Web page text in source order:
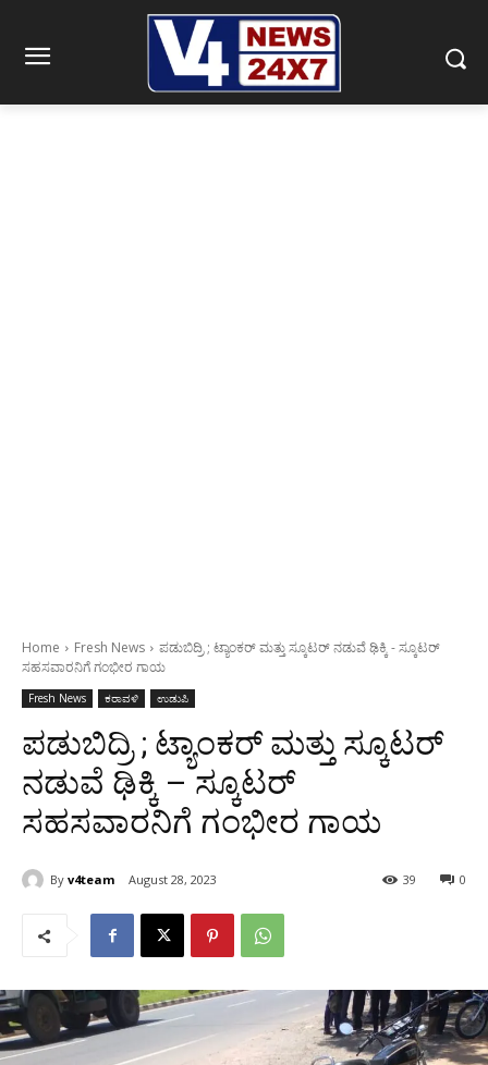
Home Fresh News
ಪಡುಬಿದ್ರಿ ; ಟ್ಯಾಂಕರ್ ಮತ್ತು ಸ್ಕೂಟರ್ ನಡುವೆ ಢಿಕ್ಕಿ - ಸ್ಕೂಟರ್
ಸಹಸವಾರನಿಗೆ ಗಂಭೀರ ಗಾಯ
Fresh News ಕರಾವಳಿ ಉಡುಪಿ
ಪಡುಬಿದ್ರಿ ; ಟ್ಯಾಂಕರ್ ಮತ್ತು ಸ್ಕೂಟರ್
ನಡುವೆ ಢಿಕ್ಕಿ – ಸ್ಕೂಟರ್
ಸಹಸವಾರನಿಗೆ ಗಂಭೀರ ಗಾಯ
By v4team August 28, 2023 0
39